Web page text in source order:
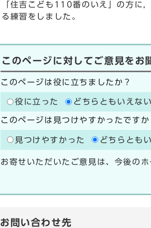
「住吉こども110番のいえ」の方に
る練習をしました。
このページに対してご意見をお
このページは役に立ちましたか？
役に立った どちらともいえない
このページは見つけやすかったですか
見つけやすかった どちらとも
お寄せいただいたご意見は、今後の
お問い合わせ先